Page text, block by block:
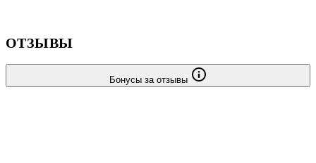
ОТЗЫВЫ
Бонусы за отзывы